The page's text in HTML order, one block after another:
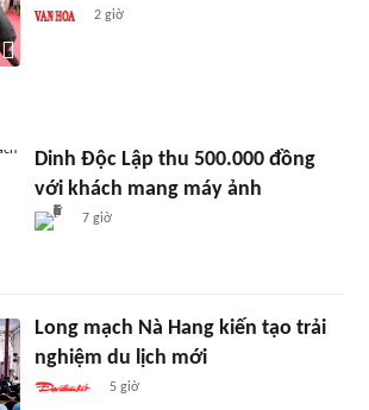
2 giờ
Dinh Độc Lập thu 500.000 đồng
với khách mang máy ảnh
7 giờ
Long mạch Nà Hang kiến tạo trải
nghiệm du lịch mới
5 giờ